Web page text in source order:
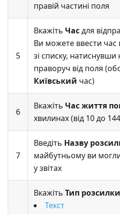
правій частині поля
5
Вкажіть Часдля
Ви можете ввести
зі списку, натиснувши
праворуч від поля
Київський час)
6
Вкажіть Час життя
хвилинах (від 10 до
7
Введіть Назву
майбутньому ви
у звітах
Вкажіть Тип розсилки
Текст